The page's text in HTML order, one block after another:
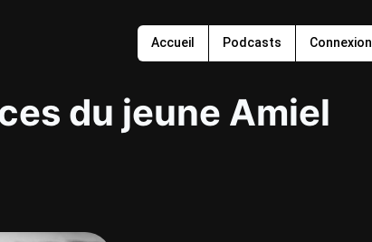
Accueil Podcasts Connexion
du jeune Amiel